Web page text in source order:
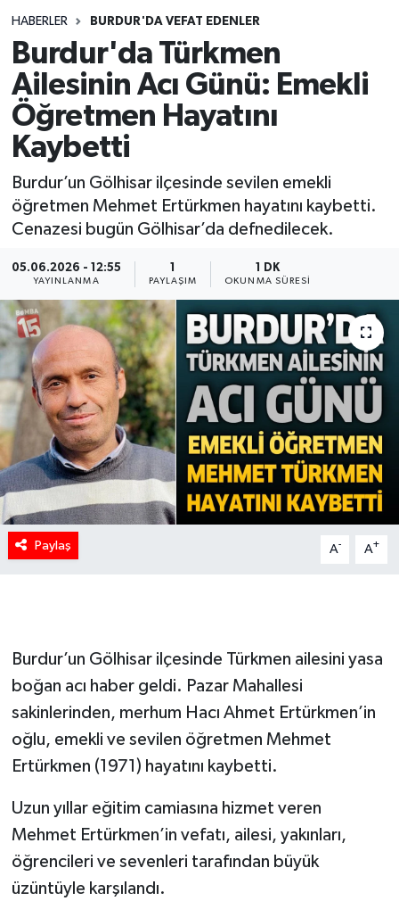
HABERLER BURDUR'DA VEFAT EDENLER
Burdur'da Türkmen
Ailesinin Acı Günü: Emekli
Öğretmen Hayatını
Kaybetti
Burdur’un Gölhisar ilçesinde sevilen emekli
öğretmen Mehmet Ertürkmen hayatını kaybetti.
Cenazesi bugün Gölhisar’da defnedilecek.
05.06.2026 - 12:55
YAYINLANMA
1
PAYLAŞIM
1 DK
OKUNMA SÜRESI
Paylaş A- A+
Burdur’un Gölhisar ilçesinde Türkmen ailesini yasa
boğan acı haber geldi. Pazar Mahallesi
sakinlerinden, merhum Hacı Ahmet Ertürkmen’in
oğlu, emekli ve sevilen öğretmen Mehmet
Ertürkmen (1971) hayatını kaybetti.
Uzun yıllar eğitim camiasına hizmet veren
Mehmet Ertürkmen’in vefatı, ailesi, yakınları,
öğrencileri ve sevenleri tarafından büyük
üzüntüyle karşılandı.
Spor
Tebrik